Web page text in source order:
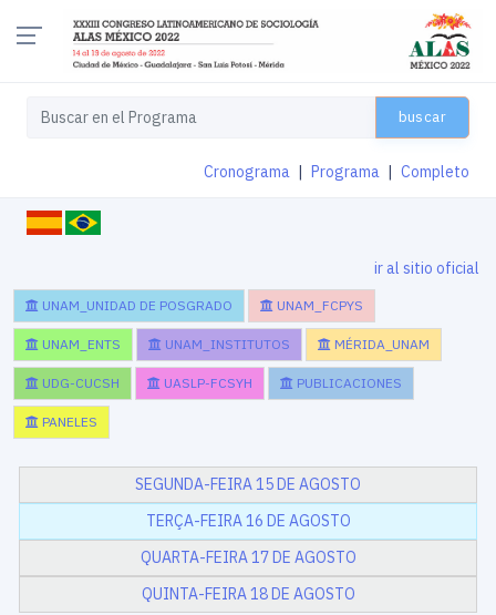
buscar
Cronograma Programa Completo
ir al sitio oficial
UNAM_UNIDAD DE POSGRADO UNAM_FCPYS
UNAM_ENTS UNAM_INSTITUTOS MÉRIDA_UNAM
UDG-CUCSH UASLP-FCSYH PUBLICACIONES
PANELES
SEGUNDA-FEIRA 15 DE AGOSTO
TERÇA-FEIRA 16 DE AGOSTO
QUARTA-FEIRA 17 DE AGOSTO
QUINTA-FEIRA 18 DE AGOSTO